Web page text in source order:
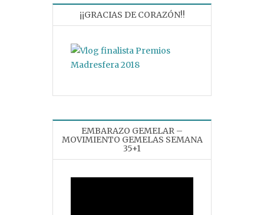
¡¡GRACIAS DE CORAZÓN!!
EMBARAZO GEMELAR –
MOVIMIENTO GEMELAS SEMANA
35+1